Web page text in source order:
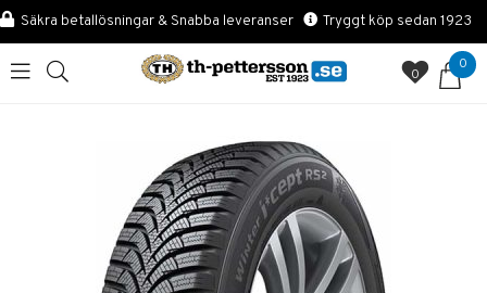
Säkra betallösningar & Snabba leveranser Tryggt köp sedan 1923
0
0